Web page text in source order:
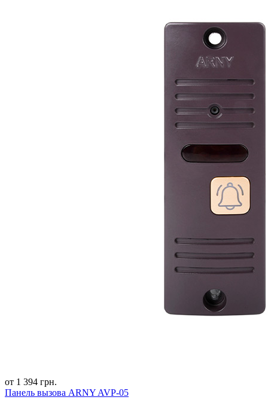
от 1 394 грн.
Панель вызова ARNY AVP-05